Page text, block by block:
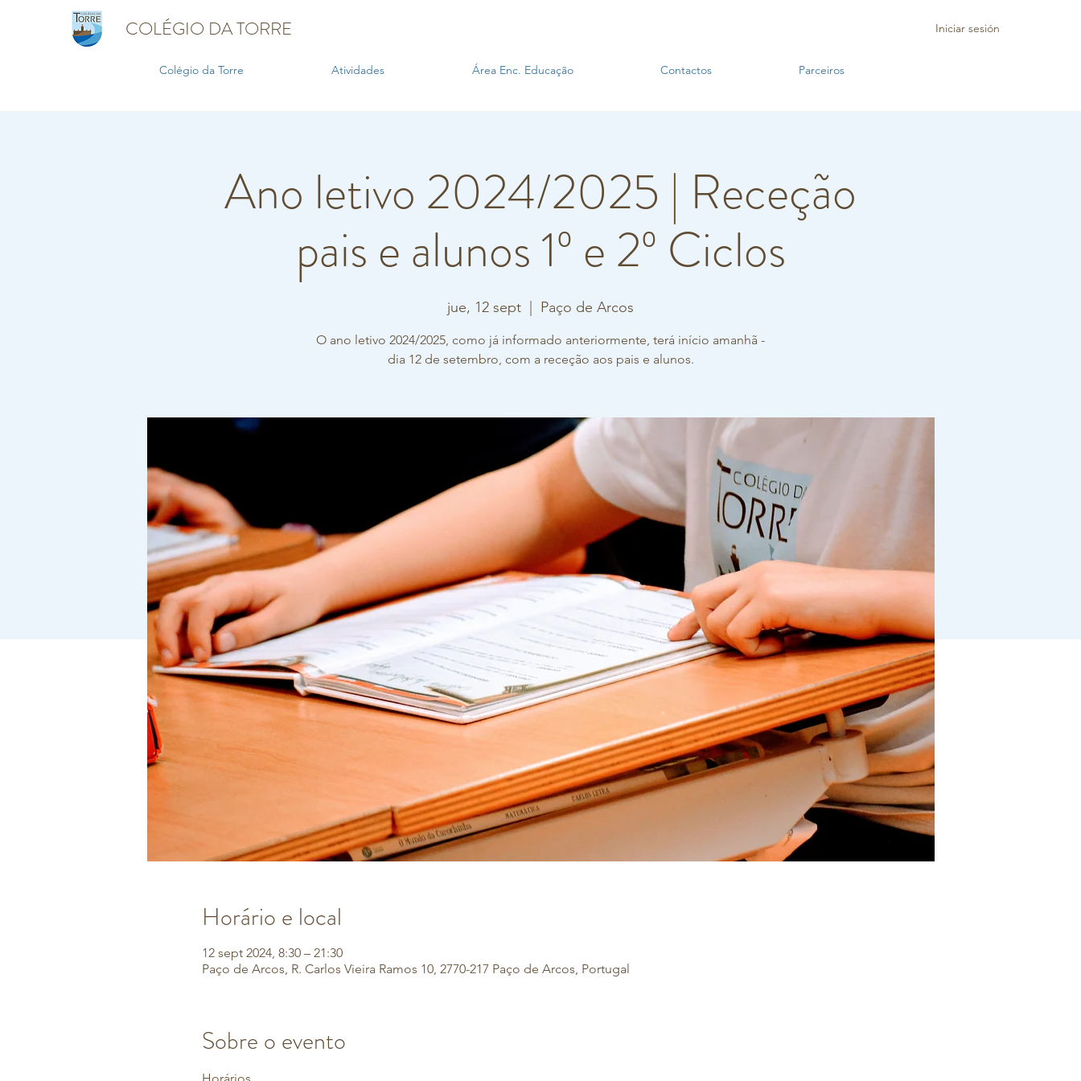
COLÉGIO DA TORRE Iniciar sesión
Colégio da Torre Atividades Área Enc. Educação Contactos Parceiros
Ano letivo 2024/2025 | Receção
pais e alunos 1º e 2º Ciclos
jue, 12 sept Paço de Arcos
O ano letivo 2024/2025, como já informado anteriormente, terá início amanhã -
dia 12 de setembro, com a receção aos pais e alunos.
Horário e local
12 sept 2024, 8:30 – 21:30
Paço de Arcos, R. Carlos Vieira Ramos 10, 2770-217 Paço de Arcos, Portugal
Sobre o evento